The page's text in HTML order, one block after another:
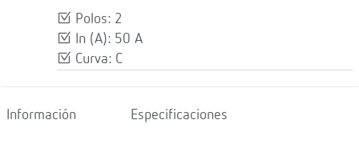
Polos: 2
In (A): 50 A
Curva: C
Información Especificaciones